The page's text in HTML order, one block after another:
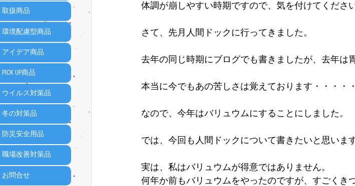
体調が崩しやすい時期ですので、気を付けてくださ
さて、先月人間ドックに行ってきました。
去年の同じ時期にブログでも書きましたが、去年は
本当に今でもあの苦しさは覚えております・・・・・
なので、今年はバリュウムにすることにしました。
では、今回も人間ドックについて書きたいと思います
実は、私はバリュウムが得意ではありません。
何年か前もバリュウムをやったのですが、すごくき
取扱商品
環境配慮型商品
アイデア商品
PICK UP商品
ウイルス対策品
冬の対策品
防災安全用品
職場改善対策品
お問合せ